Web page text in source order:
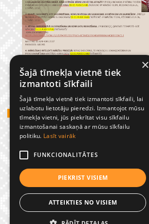
GADĪJUMBILDES
×
Šajā tīmekļa vietnē tiek
izmantoti sīkfaili
Šajā tīmekļa vietnē tiek izmantoti sīkfaili, lai
uzlabotu lietotāju pieredzi. Izmantojot mūsu
tīmekļa vietni, jūs piekrītat visu sīkfailu
izmantošanai saskaņā ar mūsu sīkfailu
politiku. Lasīt vairāk
FUNKCIONALITĀTES
PIEKRIST VISIEM
ATTEIKTIES NO VISIEM